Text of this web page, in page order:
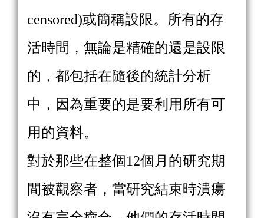
censored)或簡稱設限。所有的存
活時間，無論是精確的還是設限
的，都包括在隨後的統計分析
中，因為重要的是要利用所有可
用的資料。
對於那些在整個12個月的研究期
間被觀察者，當研究結束時潰瘍